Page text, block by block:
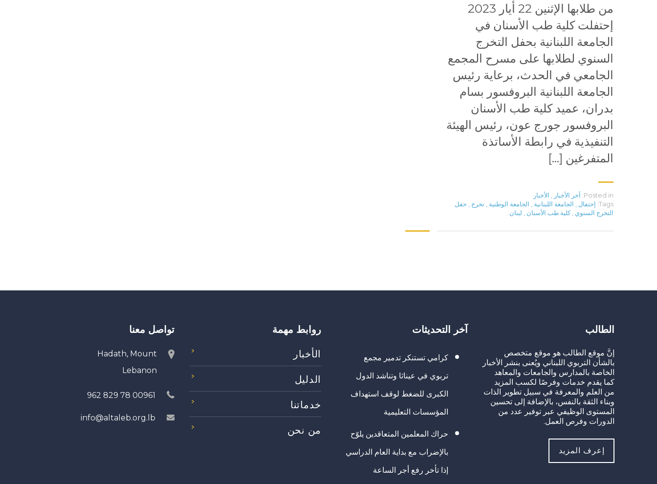
من طلابها الإثنين 22 أيار 2023
إحتفلت كلية طب الأسنان في
الجامعة اللبنانية بحفل التخرج
السنوي لطلابها على مسرح المجمع
الجامعي في الحدث، برعاية رئيس
الجامعة اللبنانية البروفسور بسام
بدران، عميد كلية طب الأسنان
البروفسور جورج عون، رئيس الهيئة
التنفيذية في رابطة الأساتذة
المتفرغين […]
Posted in: آخر الأخبار
الأخبار
Tags: إحتفال الجامعة اللبنانية الجامعة الوطنية تخرج
حفل
التخرج السنوي
كلية طب الأسنان لبنان
الطالب
إنَّ موقع الطالب هو موقع متخصص
بالشأن التربوي اللبناني ويُعنى بنشر الأخبار
الخاصة بالمدارس والجامعات والمعاهد
كما يقدم خدمات وفرصًا لكسب المزيد
من العلم والمعرفة في سبيل تطوير الذات
وبناء الثقة بالنفس، بالإضافة إلى تحسين
المستوى الوظيفي عبر توفير عدد من
الدورات وفرص العمل.
إعرف المزيد
آخر التحديثات
كرامي تستنكر تدمير مجمع
تربوي في عيناثا وتناشد الدول
الكبرى للضغط لوقف استهداف
المؤسسات التعليمية
حراك المعلمين المتعاقدين يلوّح
بالإضراب مع بداية العام الدراسي
إذا تأخر رفع أجر الساعة
روابط مهمة
الأخبار
الدليل
خدماتنا
من نحن
تواصل معنا
Hadath, Mount
Lebanon
00961 78 829 962
info@altaleb.org.lb